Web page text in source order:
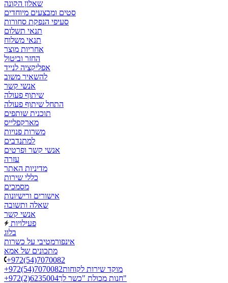
שאלון הקונה
סטים ומבצעים מיוחדים
סעיפי הנפקת סחורות
תנאי תשלום
תנאי משלוח
אחריות מוצר
החזר וביטול
אפליקציה לנייד
להשאיר משוב
אנשי קשר
שיתוף פעולה
התחל שיתוף פעולה
תוכנית שותפים
מארקפלייס
משרות פנויות
למתנדבים
אנשי קשר ופרטים
עזרה
מדיניות האתר
כללי שירות
מסמכים
אישורים ורישיונות
שאלה ותשובה
אנשי קשר
פעילויות
בלוג
אינפורמטיבי על כשרות
מתכונים של אמא
+972(54)7070082
+972(54)7070082מוקד שירות לקוחות
+972(2)6235004
חנות מכולת "כשר לך"